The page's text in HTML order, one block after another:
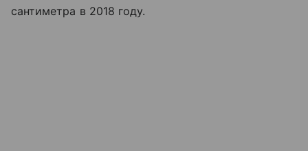
сантиметра в 2018 году.